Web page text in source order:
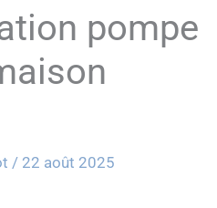
pompe
/ 22 août 2025